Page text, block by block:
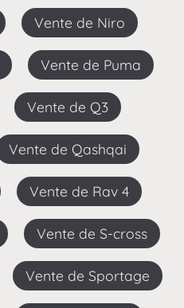
Vente de Niro
Vente de Puma
Vente de Q3
Vente de Qashqai
Vente de Rav 4
Vente de S-cross
Vente de Sportage